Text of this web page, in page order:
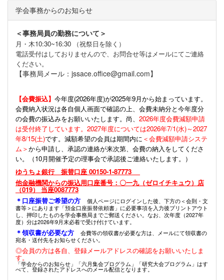
学会事務からのお知らせ
＜事務局員の勤務について＞
月・木10:30~16:30 （祝祭日を除く）
電話受付はしておりませんので、お問合せ等はメールにてご連絡
ください。
【事務局メール：jssace.office@gmail.com】
【会費振込】 今年度(2026年度)が2025年9月から始まっています。
会費納入状況は各自個人画面で確認の上、会費未納分と今年度分
の会費の振込みをお願いいたします。尚、 2026年度会費減額申請
は受付終了しています。2027年度については2026年7/1(水)～2027
年8/15(土)です。減額希望の会員は期間内に ＜会費減額申請システ
ム＞から申請し、承認の連絡が来次第、会費の納入をしてくださ
い。（10月開催予定の理事会で承認後ご連絡いたします。）
ゆうちょ銀行 振替口座 00150-1-87773
他金融機関からの振込用口座番号：〇一九（ゼロイチキュウ）店
（019） 当座0087773
＊口座振替ご希望の方
個人ページにログインした後、下方の＜会則・文
書等＞にあります「預金口座振替依頼書」に必要事項を入力後プリントアウト
し、押印したものを学会事務局までご郵送ください。なお、次年度（2027年
度）分は2026年9月末必着で受け付けています。
＊領収書が必要な方
会費等の領収書が必要な方は、メールにて領収書の
宛名・送付先をお知らせください。
◎会員の方は各自、登録メールアドレスの確認をお願いいたしま
す。
「学会からのお知らせ」「六月集会プログラム」「研究大会プログラム」はす
べて、登録されたアドレスへのメール配信となります。